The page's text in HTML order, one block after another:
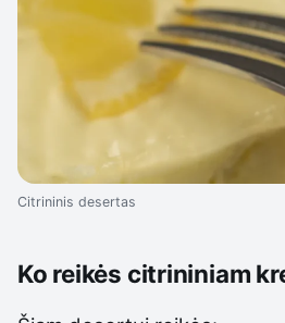
Citrininis desertas
Ko reikės citrininiam